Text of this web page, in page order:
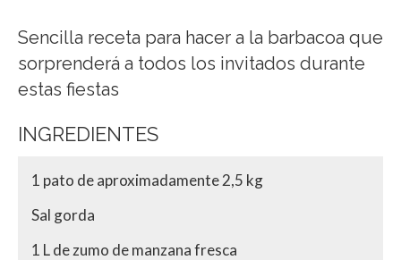
Sencilla receta para hacer a la barbacoa que
sorprenderá a todos los invitados durante
estas fiestas
INGREDIENTES
1 pato de aproximadamente 2,5 kg
Sal gorda
1 L de zumo de manzana fresca